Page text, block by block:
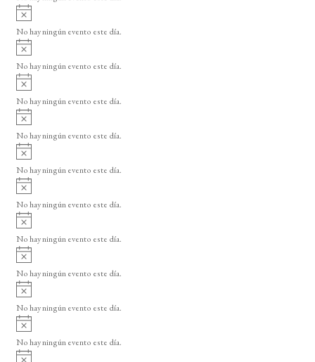
o
A
v
i
o
No hay ningún evento este día.
A
v
i
o
No hay ningún evento este día.
A
v
i
o
No hay ningún evento este día.
A
v
i
o
No hay ningún evento este día.
A
v
i
o
No hay ningún evento este día.
A
v
i
o
No hay ningún evento este día.
A
v
i
o
No hay ningún evento este día.
A
v
i
o
No hay ningún evento este día.
A
v
i
o
No hay ningún evento este día.
A
v
i
No hay ningún evento este día.
A